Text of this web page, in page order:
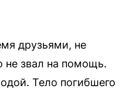
друзьями, не
не звал на помощь.
Тело погибшего